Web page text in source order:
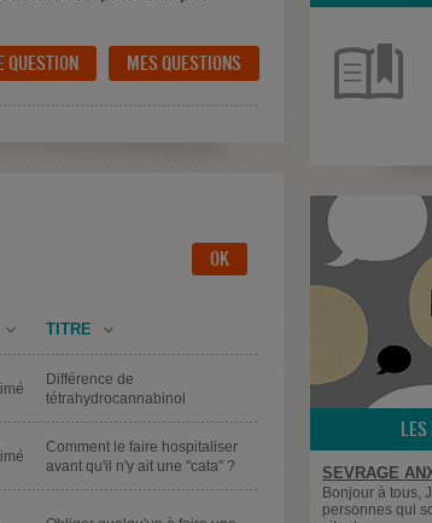
QUESTION MES QUESTIONS
TITRE
Différence de
tétrahydrocannabinol
Comment le faire hospitaliser
avant qu'il n'y ait une "cata" ?
LES
SEVRAGE
Bonjour à tous,
personnes qui